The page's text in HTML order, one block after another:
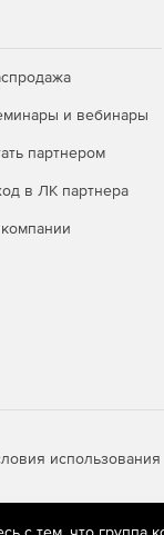
и вебинары
партнером
в ЛК партнера
использования